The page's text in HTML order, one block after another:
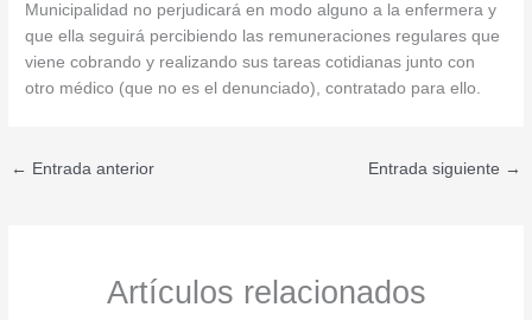
Municipalidad no perjudicará en modo alguno a la enfermera y
que ella seguirá percibiendo las remuneraciones regulares que
viene cobrando y realizando sus tareas cotidianas junto con
otro médico (que no es el denunciado), contratado para ello.
← Entrada anterior Entrada siguiente →
Artículos relacionados